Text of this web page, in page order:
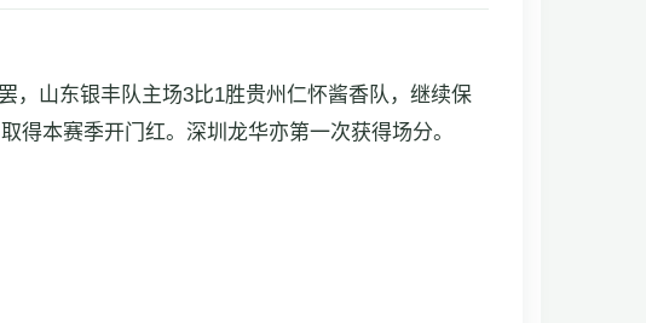
，山东银丰队主场3比1胜贵州仁怀酱香队，继续保
得本赛季开门红。深圳龙华亦第一次获得场分。